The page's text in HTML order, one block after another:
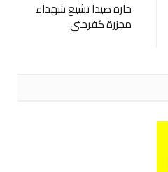
حارة صيدا تشيع شهداء
مجزرة كفرحتى